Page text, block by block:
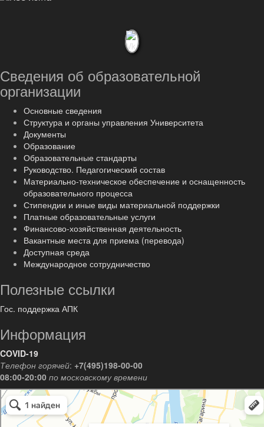
Сведения об образовательной
организации
Основные сведения
Структура и органы управления Университета
Документы
Образование
Образовательные стандарты
Руководство. Педагогический состав
Материально-техническое обеспечение и оснащенность
образовательного процесса
Стипендии и иные виды материальной поддержки
Платные образовательные услуги
Финансово-хозяйственная деятельность
Вакантные места для приема (перевода)
Доступная среда
Международное сотрудничество
Полезные ссылки
Гос. поддержка АПК
Информация
COVID-19
Телефон горячей: +7(495)198-00-00
08:00-20:00 по московскому времени